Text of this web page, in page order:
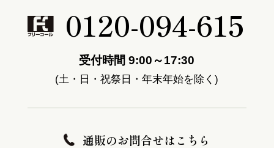
0120-094-615
受付時間 9:00～17:30
(土・日・祝祭日・年末年始を除く)
通販のお問合せはこちら